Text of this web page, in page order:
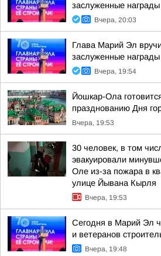
заслуженные награды
Вчера, 20:03
Глава Марий Эл
заслуженные награды
Вчера, 19:54
Йошкар-Ола
празднованию Дня
Вчера, 19:53
30 человек, в том
эвакуировали
Оле из-за пожара в
улице Йывана Кырля
Вчера, 19:53
Сегодня в Марий Эл
и ветеранов
Вчера, 19:48